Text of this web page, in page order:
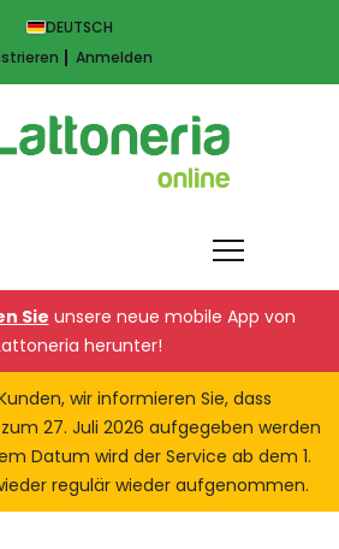
DEUTSCH
Anmelden
Sie unsere neue mobile App von
herunter!
wir informieren Sie, dass
27. Juli 2026 aufgegeben werden
Datum wird der Service ab dem 1.
regulär wieder aufgenommen.